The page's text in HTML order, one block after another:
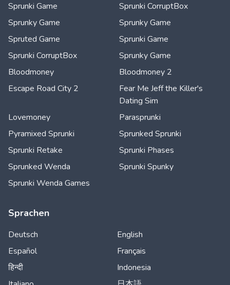
Sprunki Game
Sprunki CorruptBox
Sprunky Game
Sprunky Game
Spruted Game
Sprunki Game
Sprunki CorruptBox
Sprunky Game
Bloodmoney
Bloodmoney 2
Escape Road City 2
Fear Me Jeff the Killer's
Dating Sim
Lovemoney
Parasprunki
Pyramixed Sprunki
Sprunked Sprunki
Sprunki Retake
Sprunki Phases
Sprunked Wenda
Sprunki Spunky
Sprunki Wenda Games
Sprachen
Deutsch
English
Español
Français
हिन्दी
Indonesia